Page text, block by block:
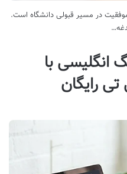
در مسیر قبولی دانشگاه است.
انگلیسی با
رایگان